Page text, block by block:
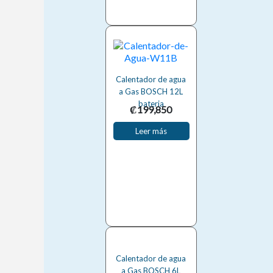
Calentador de agua
a Gas BOSCH 12L
bateria
₡199,850
Leer más
Calentador de agua
a Gas BOSCH 6L